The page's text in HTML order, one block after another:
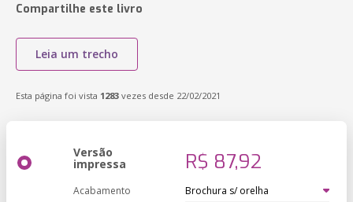
Compartilhe este livro
Leia um trecho
Esta página foi vista 1283 vezes desde 22/02/2021
Versão
impressa R$ 87,92
Acabamento